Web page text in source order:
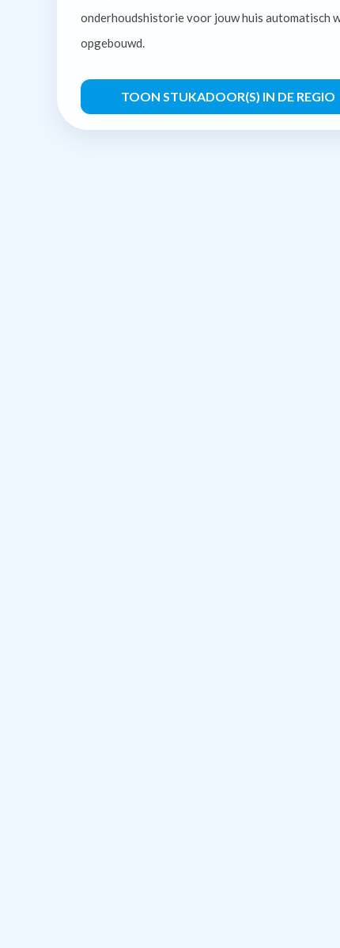
onderhoudshistorie voor jouw huis automatisch
opgebouwd.
TOON STUKADOOR(S) IN DE REGIO